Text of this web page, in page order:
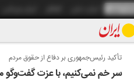
تمام ویژه نامه ها آرشیو سازمان آگهی‌ها
تأکید رئیس‌جمهوری بر دفاع از حقوق مردم
سر خم نمی‌کنیم، با عزت گفت‌و‌گو